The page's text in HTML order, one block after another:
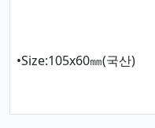
•Size:105x60㎜(국산)